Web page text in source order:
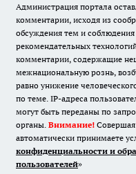
Администрация портала
комментарии, исходя из
обсуждения тем и
рекомендательных
комментарии, содержащие
межнациональную рознь,
равно унижение
по теме. IP-адреса
могут быть переданы по
органы. Внимание! Совершая
автоматически принимаете
конфиденциальности и
пользователей»